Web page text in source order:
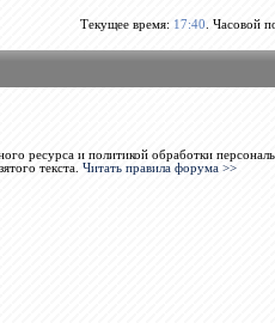
Текущее время: 17:40 . Часовой
ресурса и политикой обработки
текста. Читать правила форума >>